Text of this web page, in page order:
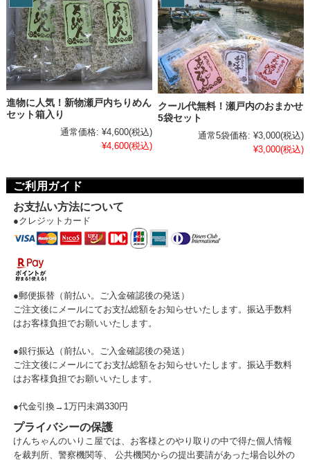
進物に人気！新物瀬戸内ちりめん
セット箱入り
通常価格: ¥4,600(税込)
¥4,600(税込)
クール代無料！瀬戸内のおまかせ
5袋セット
通常5袋価格: ¥3,000(税込)
¥3,000(税込)
ご利用ガイド
お支払い方法について
●クレジットカード
●郵便振替（前払い。ご入金確認後の発送）
ご注文後にメールにてお支払総額をお知らせいたします。振込手数料
はお客様負担でお願いいたします。
●銀行振込（前払い。ご入金確認後の発送）
ご注文後にメールにてお支払総額をお知らせいたします。振込手数料
はお客様負担でお願いいたします。
●代金引換→1万円未満330円
プライバシーの保護
けんちゃんのいりこ屋では、お客様とのやり取りの中で得た個人情報
を裁判所、警察機関等、 公共機関からの提出要請があった場合以外の